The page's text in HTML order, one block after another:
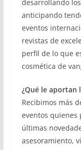
desarrollando
anticipando
eventos
revistas de
perfil de lo que
cosmética de
¿Qué le aportan
Recibimos más
eventos quienes
últimas
asesoramiento,